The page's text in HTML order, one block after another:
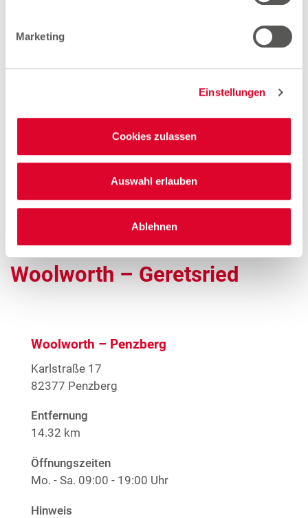
Marketing
Einstellungen
Cookies zulassen
Auswahl erlauben
Ablehnen
Quereinsteiger Verkauf Teilzeit (gn*)
Zum Stellenangebot
Verkäuferin Teilzeit (gn*)
Zum Stellenangebot
Stores in der Nähe von
Woolworth – Geretsried
Woolworth – Penzberg
Karlstraße 17
82377 Penzberg
Entfernung
14.32 km
Öffnungszeiten
Mo. - Sa. 09:00 - 19:00 Uhr
Hinweis